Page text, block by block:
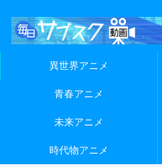
異世界アニメ
青春アニメ
未来アニメ
時代物アニメ